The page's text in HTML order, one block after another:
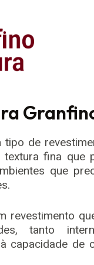
tipo de
fina que
que
revestimento
tanto
capacidade de